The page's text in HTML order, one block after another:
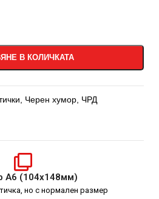
В КОЛИЧКАТА
Черен хумор ЧРД
А6 (104х148мм)
но с нормален размер